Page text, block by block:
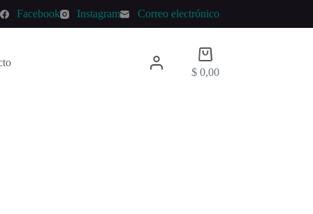
Facebook Instagram Correo electrónico
Carro
de
compra
$0,00